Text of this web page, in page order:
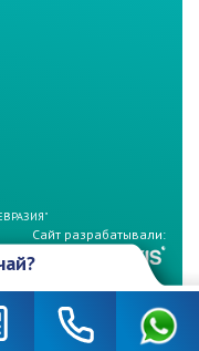
Сайт разрабатывали:
«Евразия». Для начала
и аварийного комиссара